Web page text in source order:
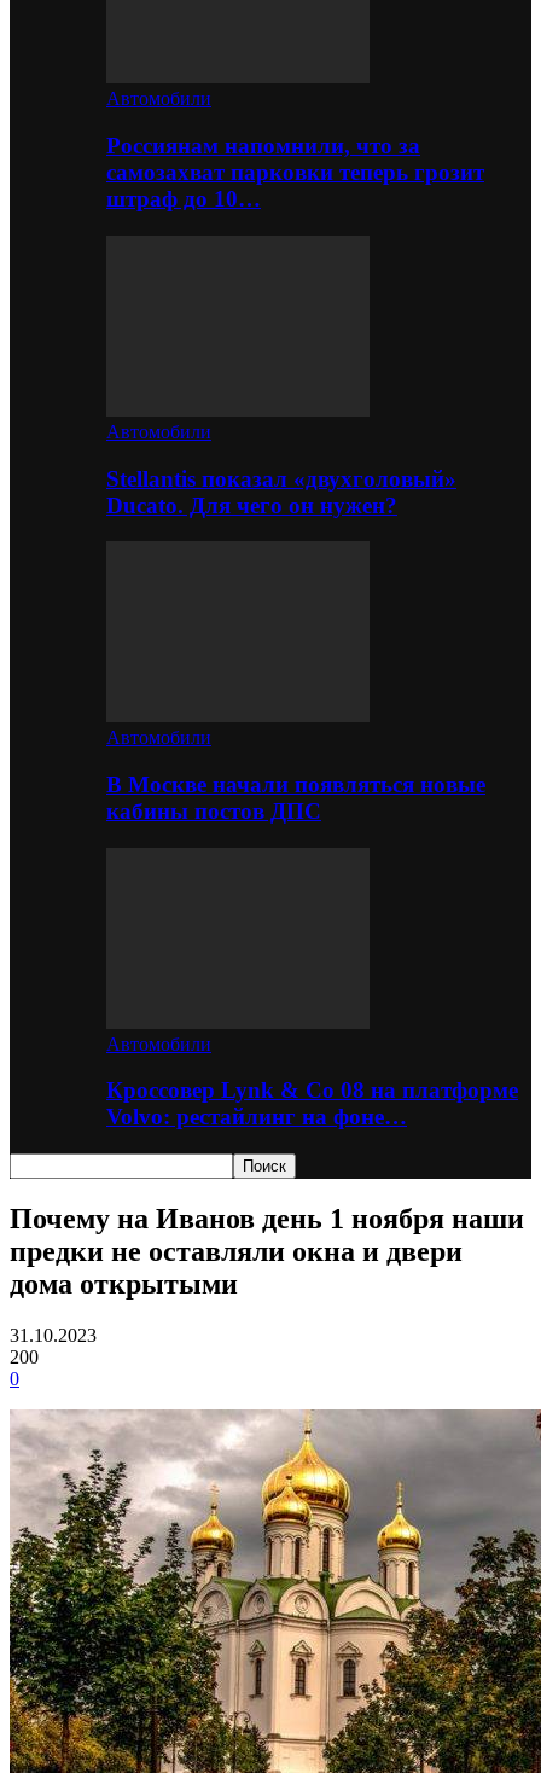
Автомобили
Россиянам напомнили, что за
самозахват парковки теперь грозит
штраф до 10…
Автомобили
Stellantis показал «двухголовый»
Ducato. Для чего он нужен?
Автомобили
В Москве начали появляться новые
кабины постов ДПС
Автомобили
Кроссовер Lynk & Co 08 на платформе
Volvo: рестайлинг на фоне…
Почему на Иванов день 1 ноября наши
предки не оставляли окна и двери
дома открытыми
31.10.2023
200
0